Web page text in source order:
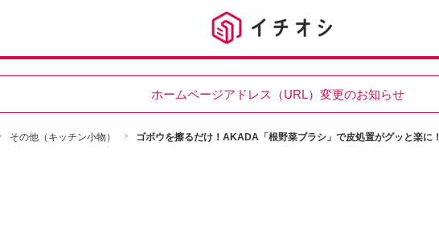
ホームページアドレス（URL）変更のお知らせ
その他（キッチン小物） ゴボウを擦るだけ！AKADA「根野菜ブラシ」で皮処置がグッと楽に！